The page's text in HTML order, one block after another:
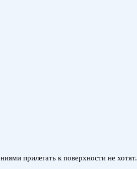
прилегать к поверхности не хотят.